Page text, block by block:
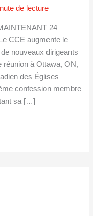
de lecture
24
CCE augmente le
nouveaux dirigeants
réunion à Ottawa, ON,
des Églises
confession membre
sa […]